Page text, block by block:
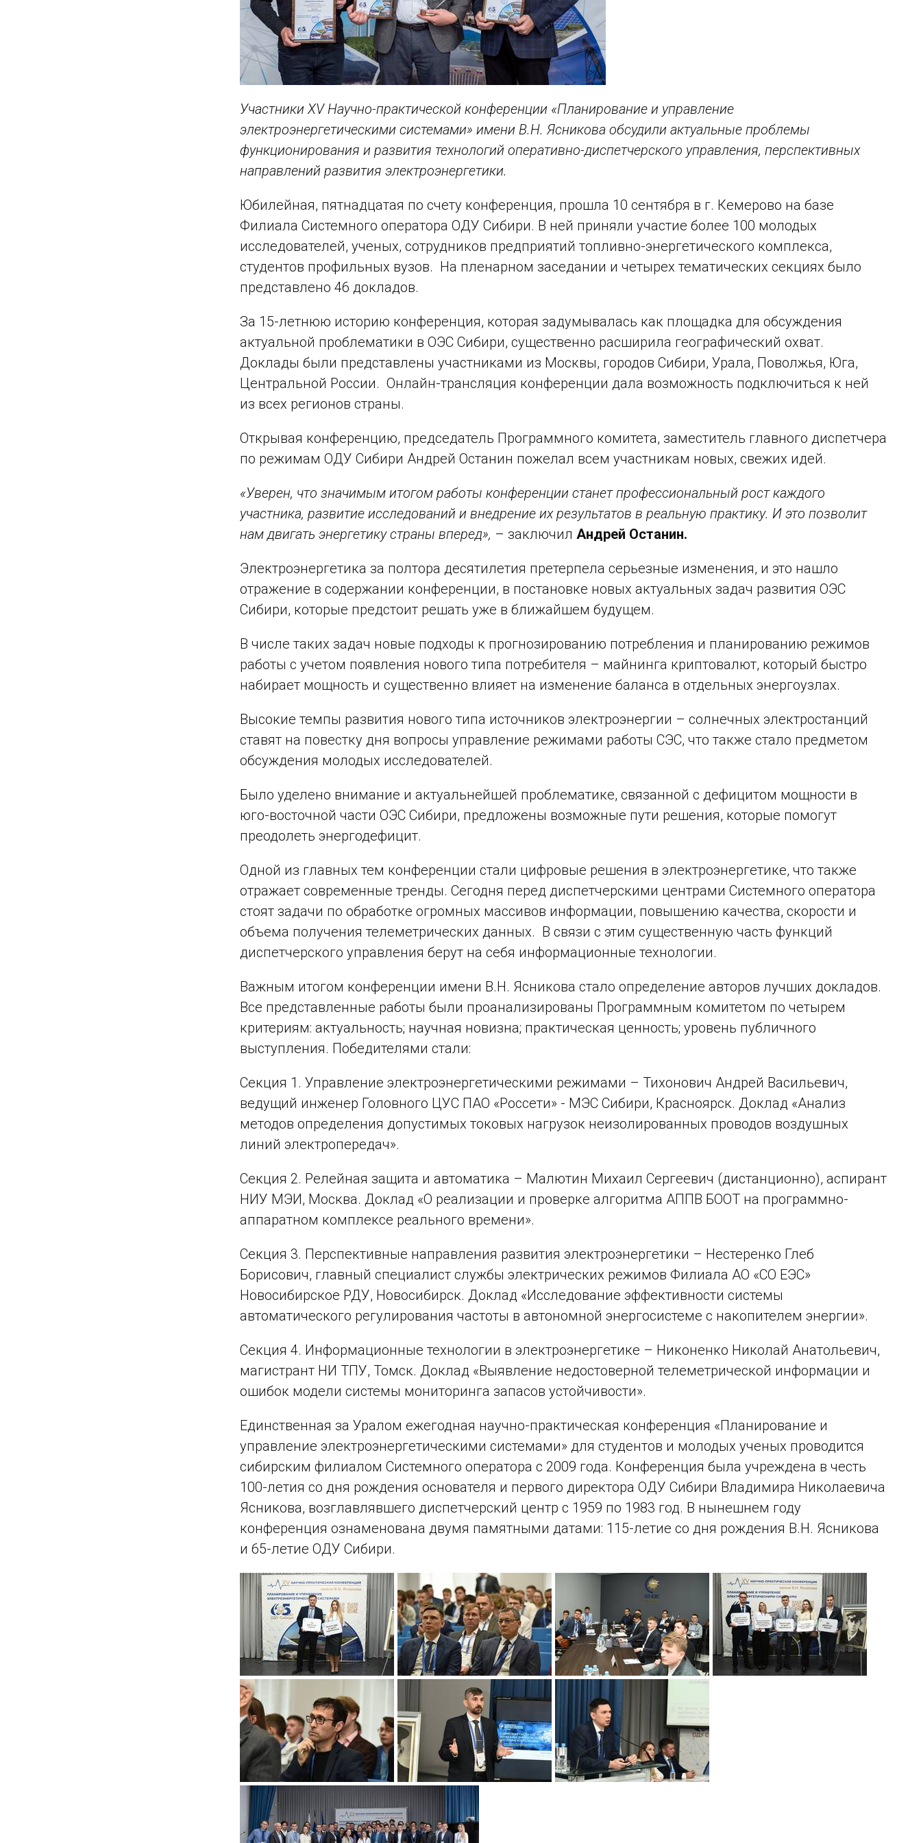
УчастникиXVНаучно-практической конференции «Планирование и управление
электроэнергетическими системами» имени В.Н. Ясникова обсудили актуальные проблемы
функционирования и развития технологий оперативно-диспетчерского управления, перспективных
направлений развития электроэнергетики.
Юбилейная, пятнадцатая по счету конференция, прошла 10 сентября в г. Кемерово на базе
Филиала Системного оператора ОДУ Сибири. В ней приняли участие более 100 молодых
исследователей, ученых, сотрудников предприятий топливно-энергетического комплекса,
студентов профильных вузов. На пленарном заседании и четырех тематических секциях было
представлено 46 докладов.
За 15-летнюю историю конференция, которая задумывалась как площадка для обсуждения
актуальной проблематики в ОЭС Сибири, существенно расширила географический охват.
Доклады были представлены участниками из Москвы, городов Сибири, Урала, Поволжья, Юга,
Центральной России. Онлайн-трансляция конференции дала возможность подключиться к ней
из всех регионов страны.
Открывая конференцию, председатель Программного комитета, заместитель главного диспетчера
по режимам ОДУ Сибири Андрей Останин пожелал всем участникам новых, свежих идей.
«Уверен, что значимым итогом работы конференции станет профессиональный рост каждого
участника, развитие исследований и внедрение их результатов в реальную практику. И это позволит
нам двигать энергетику страны вперед», – заключил Андрей Останин.
Электроэнергетика за полтора десятилетия претерпела серьезные изменения, и это нашло
отражение в содержании конференции, в постановке новых актуальных задач развития ОЭС
Сибири, которые предстоит решать уже в ближайшем будущем.
В числе таких задач новые подходы к прогнозированию потребления и планированию режимов
работы с учетом появления нового типа потребителя – майнинга криптовалют, который быстро
набирает мощность и существенно влияет на изменение баланса в отдельных энергоузлах.
Высокие темпы развития нового типа источников электроэнергии – солнечных электростанций
ставят на повестку дня вопросы управление режимами работы СЭС, что также стало предметом
обсуждения молодых исследователей.
Было уделено внимание и актуальнейшей проблематике, связанной с дефицитом мощности в
юго-восточной части ОЭС Сибири, предложены возможные пути решения, которые помогут
преодолеть энергодефицит.
Одной из главных тем конференции стали цифровые решения в электроэнергетике, что также
отражает современные тренды. Сегодня перед диспетчерскими центрами Системного оператора
стоят задачи по обработке огромных массивов информации, повышению качества, скорости и
объема получения телеметрических данных. В связи с этим существенную часть функций
диспетчерского управления берут на себя информационные технологии.
Важным итогом конференции имени В.Н. Ясникова стало определение авторов лучших докладов.
Все представленные работы были проанализированы Программным комитетом по четырем
критериям: актуальность; ⁠научная новизна; ⁠практическая ценность; ⁠уровень публичного
выступления. Победителями стали:
Секция 1. Управление электроэнергетическими режимами – Тихонович Андрей Васильевич,
ведущий инженер Головного ЦУС ПАО «Россети» - МЭС Сибири, Красноярск. Доклад «Анализ
методов определения допустимых токовых нагрузок неизолированных проводов воздушных
линий электропередач».
Секция 2. Релейная защита и автоматика – Малютин Михаил Сергеевич (дистанционно), аспирант
НИУ МЭИ, Москва. Доклад «О реализации и проверке алгоритма АППВ БООТ на программно-
аппаратном комплексе реального времени».
Секция 3. Перспективные направления развития электроэнергетики – Нестеренко Глеб
Борисович, главный специалист службы электрических режимов Филиала АО «СО ЕЭС»
Новосибирское РДУ, Новосибирск. Доклад «Исследование эффективности системы
автоматического регулирования частоты в автономной энергосистеме с накопителем энергии».
Секция 4. Информационные технологии в электроэнергетике – Никоненко Николай Анатольевич,
магистрант НИ ТПУ, Томск. Доклад «Выявление недостоверной телеметрической информации и
ошибок модели системы мониторинга запасов устойчивости».
Единственная за Уралом ежегодная научно-практическая конференция «Планирование и
управление электроэнергетическими системами» для студентов и молодых ученых проводится
сибирским филиалом Системного оператора с 2009 года. Конференция была учреждена в честь
100-летия со дня рождения основателя и первого директора ОДУ Сибири Владимира Николаевича
Ясникова, возглавлявшего диспетчерский центр с 1959 по 1983 год. В нынешнем году
конференция ознаменована двумя памятными датами: 115-летие со дня рождения В.Н. Ясникова
и 65-летие ОДУ Сибири.